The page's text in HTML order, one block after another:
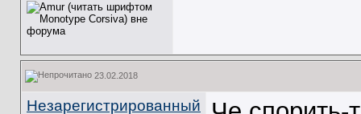
23.02.2018
Незарегистрированный